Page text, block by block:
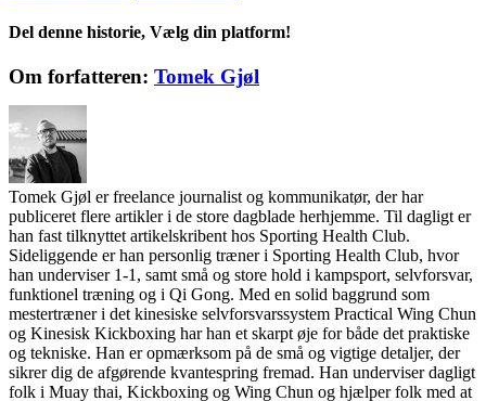
Del denne historie, Vælg din platform!
Facebook
X
Reddit
LinkedIn
WhatsApp
Telegram
Tumblr
Pinterest
Vk
Xing
E-
Om forfatteren: Tomek Gjøl
Tomek Gjøl er freelance journalist og kommunikatør, der har
publiceret flere artikler i de store dagblade herhjemme. Til dagligt er
han fast tilknyttet artikelskribent hos Sporting Health Club.
Sideliggende er han personlig træner i Sporting Health Club, hvor
han underviser 1-1, samt små og store hold i kampsport, selvforsvar,
funktionel træning og i Qi Gong. Med en solid baggrund som
mestertræner i det kinesiske selvforsvarssystem Practical Wing Chun
og Kinesisk Kickboxing har han et skarpt øje for både det praktiske
og tekniske. Han er opmærksom på de små og vigtige detaljer, der
sikrer dig de afgørende kvantespring fremad. Han underviser dagligt
folk i Muay thai, Kickboxing og Wing Chun og hjælper folk med at